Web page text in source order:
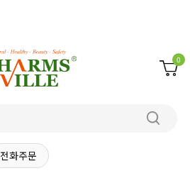
0
전화주문